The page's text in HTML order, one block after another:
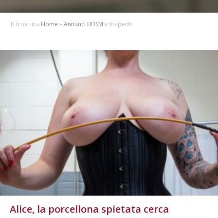
fantasie e avrai modo di conoscere tante persone che hanno i
tuoi stessi desideri e gusti sessuali.Questa community ti
meraviglierà per la grande varietá di proposte:
Ti trovi in » Home »Annunci BDSM » Volpedo
Alice, la porcellona spietata cerca